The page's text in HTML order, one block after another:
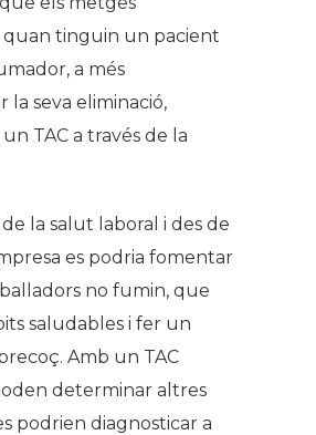
quan tinguin un pacient
a més
la seva eliminació,
TAC a través de la
la salut laboral i des de
es podria fomentar
no fumin, que
saludables i fer un
Amb un TAC
determinar altres
podrien diagnosticar a